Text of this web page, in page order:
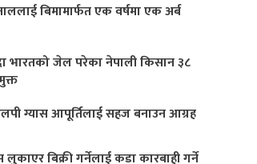
बिमामार्फत एक वर्षमा एक अर्ब
भारतको जेल परेका नेपाली किसान ३८
ग्यास आपूर्तिलाई सहज बनाउन आग्रह
बिक्री गर्नेलाई कडा कारबाही गर्ने